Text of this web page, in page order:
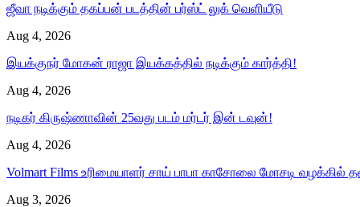
ஜீவா நடிக்கும் தகப்பன் படத்தின் பர்ஸ்ட் லுக் வெளியீடு
Aug 4, 2026
இயக்குநர் மோகன் ராஜா இயக்கத்தில் நடிக்கும் கார்த்தி!
Aug 4, 2026
நடிகர் கிருஷ்ணாவின் 25வது படம் மர்டர் இன் டவுன்!
Aug 4, 2026
Volmart Films உரிமையாளர் சாய் பாபா காசோலை மோசடி
Aug 3, 2026